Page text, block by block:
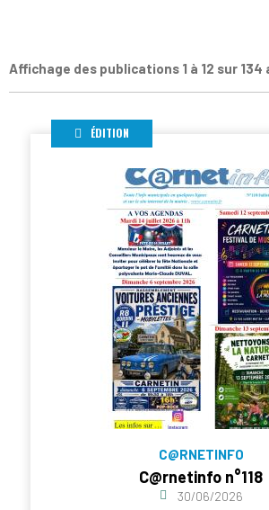
Affichage des publications 1 à 12 sur
ÉDITION
C@RNETINFO
C@rnetinfo n°118
30/06/2026